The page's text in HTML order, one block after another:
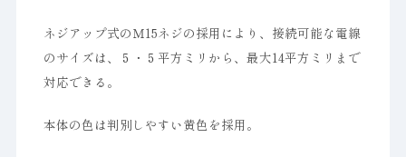
ネジアップ式のＭ15ネジの採用により、接続可能な電線
のサイズは、５・５平方ミリから、最大14平方ミリまで
対応できる。
本体の色は判別しやすい黄色を採用。